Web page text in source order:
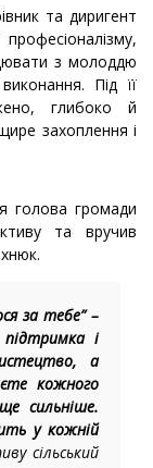
та диригент
з молоддю
Під її
глибоко й
захоплення і
голова громади
та вручив
за тебе” –
і
а
кожного
сильніше.
у кожній
сільський